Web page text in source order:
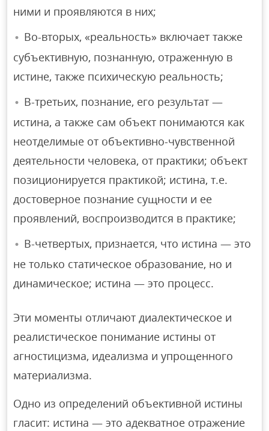
ними и проявляются в них;
Во-вторых, «реальность» включает также
субъективную, познанную, отраженную в
истине, также психическую реальность;
В-третьих, познание, его результат —
истина, а также сам объект понимаются как
неотделимые от объективно-чувственной
деятельности человека, от практики; объект
позиционируется практикой; истина, т.е.
достоверное познание сущности и ее
проявлений, воспроизводится в практике;
В-четвертых, признается, что истина — это
не только статическое образование, но и
динамическое; истина — это процесс.
Эти моменты отличают диалектическое и
реалистическое понимание истины от
агностицизма, идеализма и упрощенного
материализма.
Одно из определений объективной истины
гласит: истина — это адекватное отражение